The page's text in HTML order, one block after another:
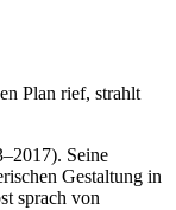
Plan rief, strahlt
Seine
Gestaltung in
sprach von